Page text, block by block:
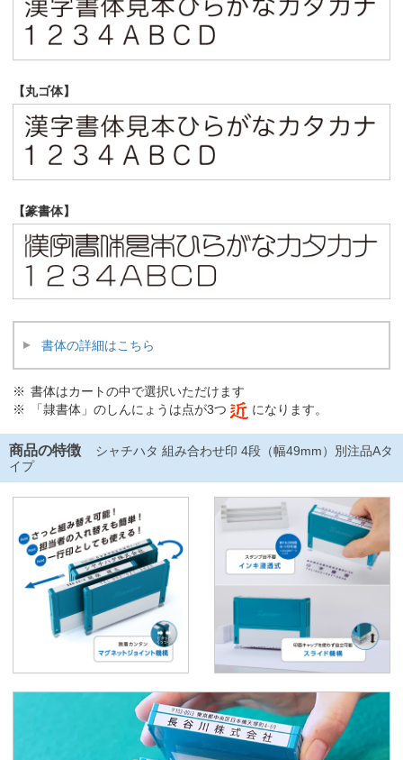
【丸ゴ体】
【篆書体】
書体の詳細はこちら
書体はカートの中で選択いただけます
「隷書体」のしんにょうは点が3つ
になります。
商品の特徴
シャチハタ 組み合わせ印 4段（幅49mm）別注品Aタ
イプ